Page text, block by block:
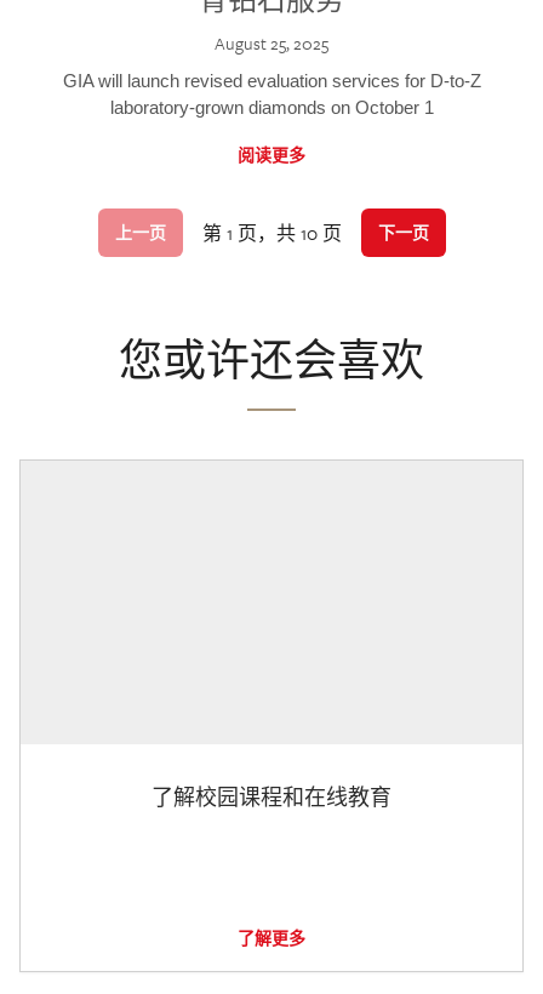
August 25, 2025
GIA will launch revised evaluation services for D-to-Z
laboratory-grown diamonds on October 1
阅读更多
上一页 第 1 页，共 10 页 下一页
您或许还会喜欢
了解校园课程和在线教育
了解更多